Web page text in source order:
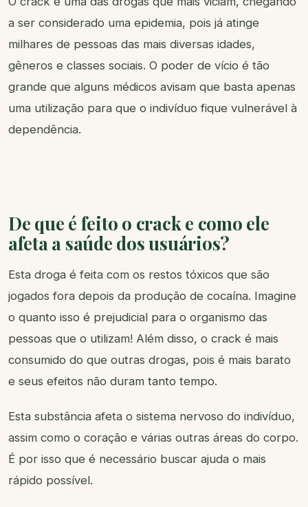
a ser considerado uma epidemia, pois já atinge
milhares de pessoas das mais diversas idades,
gêneros e classes sociais. O poder de vício é tão
grande que alguns médicos avisam que basta apenas
uma utilização para que o indivíduo fique vulnerável à
dependência.
De que é feito o crack e como ele
afeta a saúde dos usuários?
Esta droga é feita com os restos tóxicos que são
jogados fora depois da produção de cocaína. Imagine
o quanto isso é prejudicial para o organismo das
pessoas que o utilizam! Além disso, o crack é mais
consumido do que outras drogas, pois é mais barato
e seus efeitos não duram tanto tempo.
Esta substância afeta o sistema nervoso do indivíduo,
assim como o coração e várias outras áreas do corpo.
É por isso que é necessário buscar ajuda o mais
rápido possível.